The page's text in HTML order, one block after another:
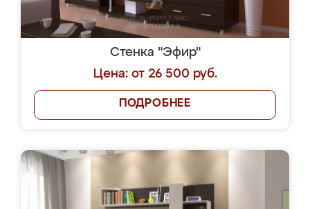
Стенка "Эфир"
Цена: от 26 500 руб.
ПОДРОБНЕЕ